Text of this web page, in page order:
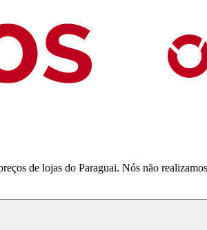
de lojas do Paraguai. Nós não